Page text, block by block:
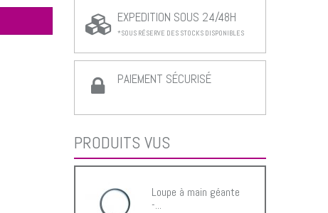
EXPEDITION SOUS 24/48H
*SOUS RÉSERVE DES STOCKS DISPONIBLES
PAIEMENT SÉCURISÉ
PRODUITS VUS
Loupe à main géante
-...